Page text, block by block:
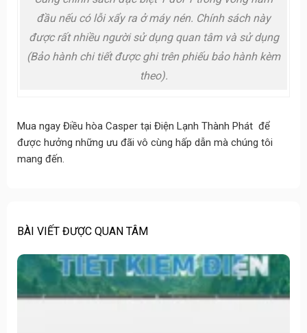
đầu nếu có lỗi xẩy ra ở máy nén. Chính sách này
được rất nhiều người sử dụng quan tâm và sử dụng
(Bảo hành chi tiết được ghi trên phiếu bảo hành kèm
theo).
Mua ngay Điều hòa Casper tại Điện Lạnh Thành Phát để
được hưởng những ưu đãi vô cùng hấp dẫn mà chúng tôi
mang đến.
BÀI VIẾT ĐƯỢC QUAN TÂM